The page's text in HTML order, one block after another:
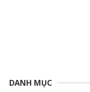
DANH MỤC